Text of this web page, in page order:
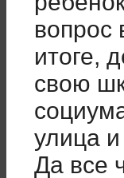
вопрос
итоге,
свою
улица
Да все